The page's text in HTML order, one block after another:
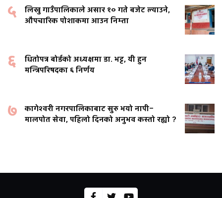
५
लिखु गाउँपालिकाले असार १० गते बजेट ल्याउने,
औपचारिक पोशाकमा आउन निम्ता
६
धितोपत्र बोर्डको अध्यक्षमा डा. भट्ट, यी हुन
मन्त्रिपरिषदका ६ निर्णय
७
कागेश्वरी नगरपालिकाबाट सुरु भयो नापी–
मालपोत सेवा, पहिलो दिनको अनुभव कस्तो रह्यो ?